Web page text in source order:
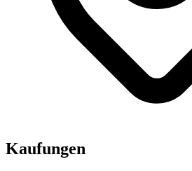
Kaufungen